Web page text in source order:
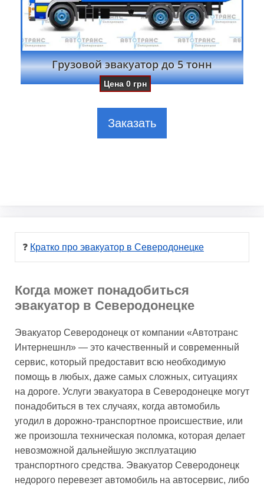
Грузовой эвакуатор до 5 тонн
Цена0 грн
Заказать
❓ Кратко про эвакуатор в Северодонецке
Когда может понадобиться
эвакуатор в Северодонецке
Эвакуатор Северодонецк от компании «Автотранс
Интернешнл» — это качественный и современный
сервис, который предоставит всю необходимую
помощь в любых, даже самых сложных, ситуациях
на дороге. Услуги эвакуатора в Северодонецке могут
понадобиться в тех случаях, когда автомобиль
угодил в дорожно-транспортное происшествие, или
же произошла техническая поломка, которая делает
невозможной дальнейшую эксплуатацию
транспортного средства. Эвакуатор Северодонецк
недорого перевезет автомобиль на автосервис, либо